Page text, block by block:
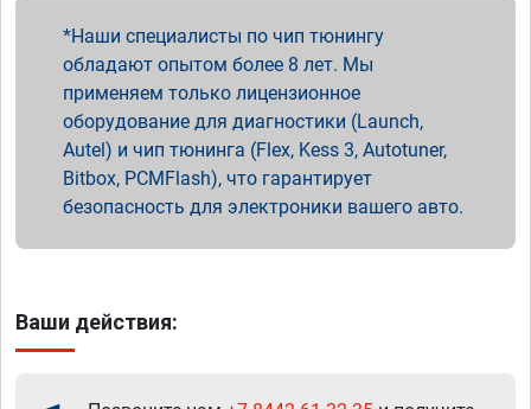
Наши специалисты по чип тюнингу
обладают опытом более 8 лет. Мы
применяем только лицензионное
оборудование для диагностики (Launch,
Autel) и чип тюнинга (Flex, Kess 3, Autotuner,
Bitbox, PCMFlash), что гарантирует
безопасность для электроники вашего авто.
Ваши действия: